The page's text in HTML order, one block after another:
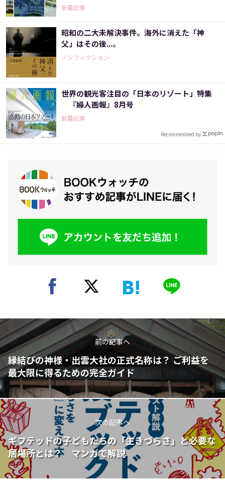
新着記事
昭和の二大未解決事件。海外に消えた「神
父」はその後...。
ノンフィクション
世界の観光客注目の「日本のリゾート」特集
『婦人画報』8月号
新着記事
Recommended by
前の記事へ
縁結びの神様・出雲大社の正式名称は？ ご利益を
最大限に得るための完全ガイド
次の記事へ
ギフテッドの子どもたちの「生きづらさ」と必要な
居場所とは？ マンガで解説